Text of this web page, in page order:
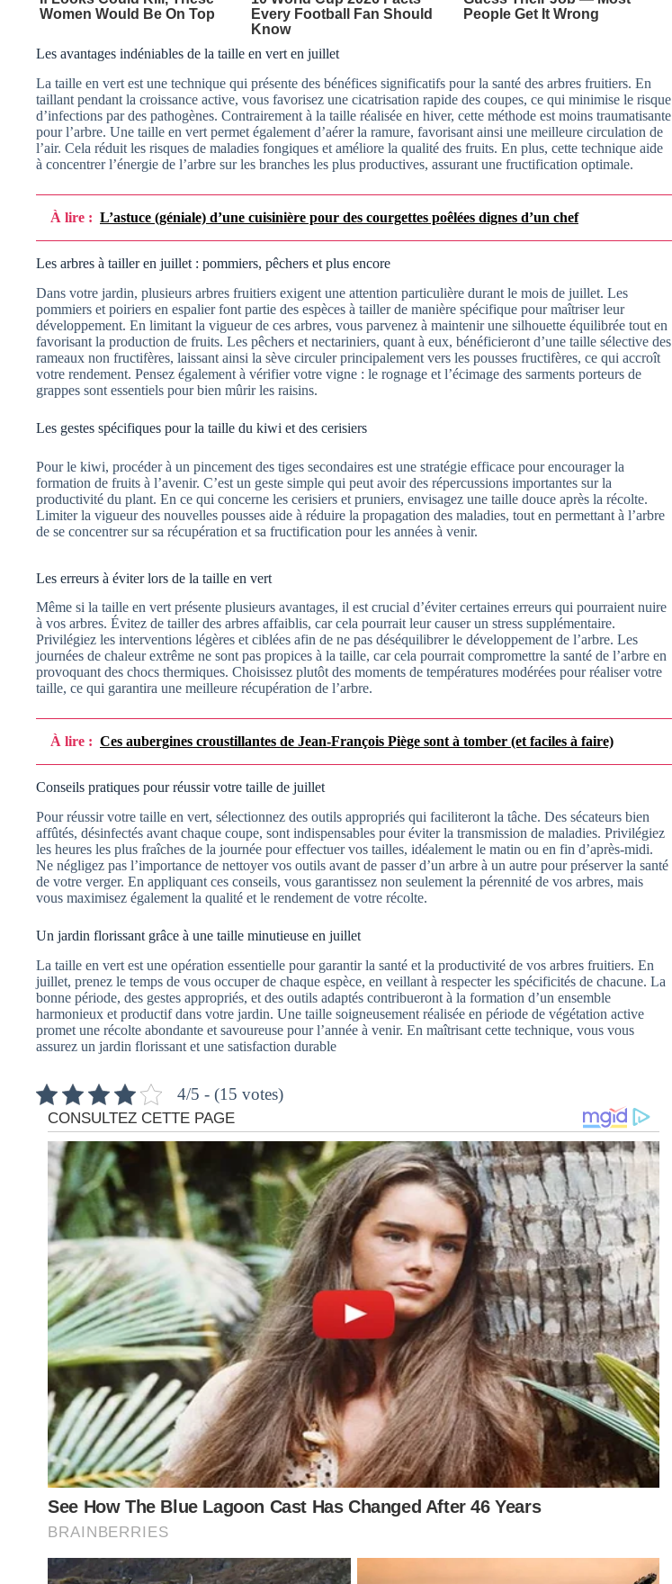
Les avantages indéniables de la taille en vert en juillet
La taille en vert est une technique qui présente des bénéfices significatifs pour la santé des arbres fruitiers. En
taillant pendant la croissance active, vous favorisez une cicatrisation rapide des coupes, ce qui minimise le risque
d’infections par des pathogènes. Contrairement à la taille réalisée en hiver, cette méthode est moins traumatisante
pour l’arbre. Une taille en vert permet également d’aérer la ramure, favorisant ainsi une meilleure circulation de
l’air. Cela réduit les risques de maladies fongiques et améliore la qualité des fruits. En plus, cette technique aide
à concentrer l’énergie de l’arbre sur les branches les plus productives, assurant une fructification optimale.
À lire : L’astuce (géniale) d’une cuisinière pour des courgettes poêlées dignes d’un chef
Les arbres à tailler en juillet : pommiers, pêchers et plus encore
Dans votre jardin, plusieurs arbres fruitiers exigent une attention particulière durant le mois de juillet. Les
pommiers et poiriers en espalier font partie des espèces à tailler de manière spécifique pour maîtriser leur
développement. En limitant la vigueur de ces arbres, vous parvenez à maintenir une silhouette équilibrée tout en
favorisant la production de fruits. Les pêchers et nectariniers, quant à eux, bénéficieront d’une taille sélective des
rameaux non fructifères, laissant ainsi la sève circuler principalement vers les pousses fructifères, ce qui accroît
votre rendement. Pensez également à vérifier votre vigne : le rognage et l’écimage des sarments porteurs de
grappes sont essentiels pour bien mûrir les raisins.
Les gestes spécifiques pour la taille du kiwi et des cerisiers
Pour le kiwi, procéder à un pincement des tiges secondaires est une stratégie efficace pour encourager la
formation de fruits à l’avenir. C’est un geste simple qui peut avoir des répercussions importantes sur la
productivité du plant. En ce qui concerne les cerisiers et pruniers, envisagez une taille douce après la récolte.
Limiter la vigueur des nouvelles pousses aide à réduire la propagation des maladies, tout en permettant à l’arbre
de se concentrer sur sa récupération et sa fructification pour les années à venir.
Les erreurs à éviter lors de la taille en vert
Même si la taille en vert présente plusieurs avantages, il est crucial d’éviter certaines erreurs qui pourraient nuire
à vos arbres. Évitez de tailler des arbres affaiblis, car cela pourrait leur causer un stress supplémentaire.
Privilégiez les interventions légères et ciblées afin de ne pas déséquilibrer le développement de l’arbre. Les
journées de chaleur extrême ne sont pas propices à la taille, car cela pourrait compromettre la santé de l’arbre en
provoquant des chocs thermiques. Choisissez plutôt des moments de températures modérées pour réaliser votre
taille, ce qui garantira une meilleure récupération de l’arbre.
À lire : Ces aubergines croustillantes de Jean-François Piège sont à tomber (et faciles à faire)
Conseils pratiques pour réussir votre taille de juillet
Pour réussir votre taille en vert, sélectionnez des outils appropriés qui faciliteront la tâche. Des sécateurs bien
affûtés, désinfectés avant chaque coupe, sont indispensables pour éviter la transmission de maladies. Privilégiez
les heures les plus fraîches de la journée pour effectuer vos tailles, idéalement le matin ou en fin d’après-midi.
Ne négligez pas l’importance de nettoyer vos outils avant de passer d’un arbre à un autre pour préserver la santé
de votre verger. En appliquant ces conseils, vous garantissez non seulement la pérennité de vos arbres, mais
vous maximisez également la qualité et le rendement de votre récolte.
Un jardin florissant grâce à une taille minutieuse en juillet
La taille en vert est une opération essentielle pour garantir la santé et la productivité de vos arbres fruitiers. En
juillet, prenez le temps de vous occuper de chaque espèce, en veillant à respecter les spécificités de chacune. La
bonne période, des gestes appropriés, et des outils adaptés contribueront à la formation d’un ensemble
harmonieux et productif dans votre jardin. Une taille soigneusement réalisée en période de végétation active
promet une récolte abondante et savoureuse pour l’année à venir. En maîtrisant cette technique, vous vous
assurez un jardin florissant et une satisfaction durable
4/5 - (15 votes)